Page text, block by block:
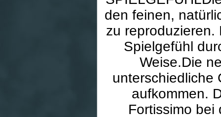
den feinen,
zu reproduzieren.
Spielgefühl
Weise.Die
unterschiedliche
aufkommen.
Fortissimo bei